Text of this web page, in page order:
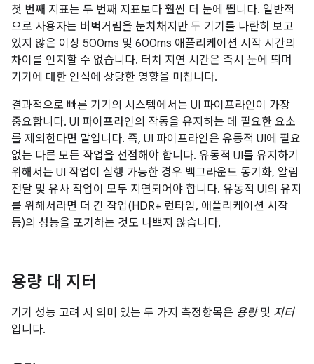
첫 번째 지표는 두 번째 지표보다 훨씬 더 눈에 띕니다. 일반적
으로 사용자는 버벅거림을 눈치채지만 두 기기를 나란히 보고
있지 않은 이상 500ms 및 600ms 애플리케이션 시작 시간의
차이를 인지할 수 없습니다. 터치 지연 시간은 즉시 눈에 띄며
기기에 대한 인식에 상당한 영향을 미칩니다.
결과적으로 빠른 기기의 시스템에서는 UI 파이프라인이 가장
중요합니다. UI 파이프라인의 작동을 유지하는 데 필요한 요소
를 제외한다면 말입니다. 즉, UI 파이프라인은 유동적 UI에 필요
없는 다른 모든 작업을 선점해야 합니다. 유동적 UI를 유지하기
위해서는 UI 작업이 실행 가능한 경우 백그라운드 동기화, 알림
전달 및 유사 작업이 모두 지연되어야 합니다. 유동적 UI의 유지
를 위해서라면 더 긴 작업(HDR+ 런타임, 애플리케이션 시작
등)의 성능을 포기하는 것도 나쁘지 않습니다.
용량 대 지터
기기 성능 고려 시 의미 있는 두 가지 측정항목은 용량및 지터
입니다.